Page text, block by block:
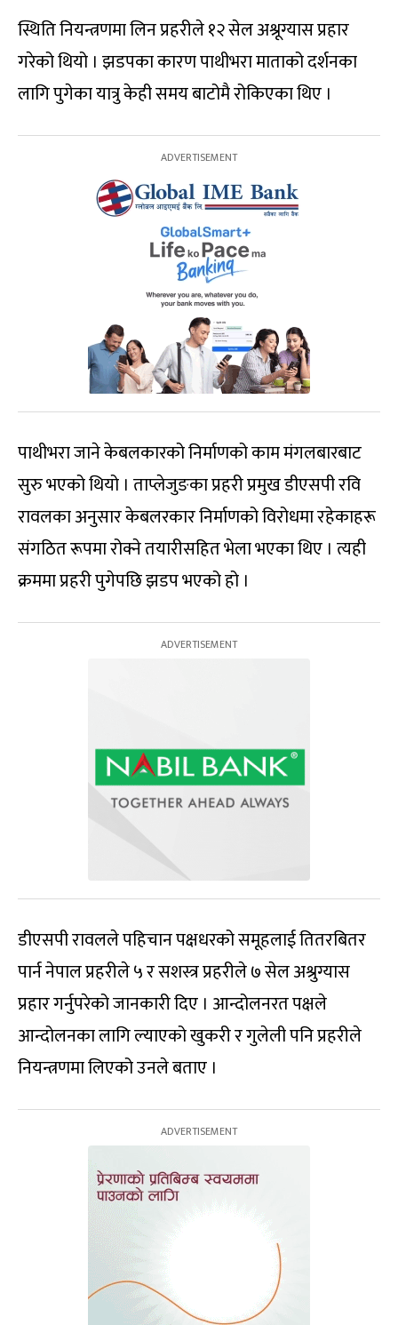
स्थिति नियन्त्रणमा लिन प्रहरीले १२ सेल अश्रूग्यास प्रहार
गरेको थियो । झडपका कारण पाथीभरा माताको दर्शनका
लागि पुगेका यात्रु केही समय बाटोमै रोकिएका थिए ।
पाथीभरा जाने केबलकारको निर्माणको काम मंगलबारबाट
सुरु भएको थियो । ताप्लेजुङका प्रहरी प्रमुख डीएसपी रवि
रावलका अनुसार केबलरकार निर्माणको विरोधमा रहेकाहरू
संगठित रूपमा रोक्ने तयारीसहित भेला भएका थिए । त्यही
क्रममा प्रहरी पुगेपछि झडप भएको हो ।
डीएसपी रावलले पहिचान पक्षधरको समूहलाई तितरबितर
पार्न नेपाल प्रहरीले ५ र सशस्त्र प्रहरीले ७ सेल अश्रुग्यास
प्रहार गर्नुपरेको जानकारी दिए । आन्दोलनरत पक्षले
आन्दोलनका लागि ल्याएको खुकरी र गुलेली पनि प्रहरीले
नियन्त्रणमा लिएको उनले बताए ।